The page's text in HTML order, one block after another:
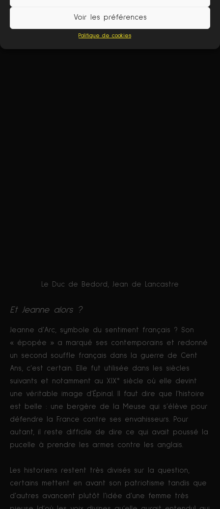
Voir les préférences
Politique de cookies
Le Duc de Bedord, Jean de Lancastre
Et Jeanne alors ?
Jeanne d’Arc, symbole du sentiment français ? Son
« épopée » a marqué ses contemporains et redonné
un second souffle français dans la guerre de Cent
Ans, c’est certain. Elle fut utilisée dans les siècles
suivants et notamment au XIX° siècle où elle devint
une véritable image d’Épinal. Il faut dire que l’histoire
est belle : une bergère de la Meuse qui s’élève pour
défendre la France contre ses envahisseurs. Pour
autant, il reste difficile de dire ce qui avait poussé la
pucelle à prendre les armes contre les anglais.
Les historiens restent très divisés sur la question,
certains mettent en avant son patriotisme tandis que
d’autres avancent plutôt l’idée d’une femme très